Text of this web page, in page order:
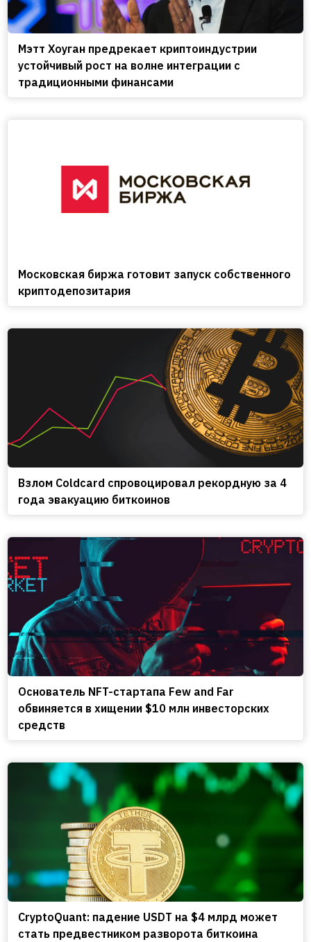
Мэтт Хоуган предрекает криптоиндустрии
устойчивый рост на волне интеграции с
традиционными финансами
Московская биржа готовит запуск собственного
криптодепозитария
Взлом Coldcard спровоцировал рекордную за 4
года эвакуацию биткоинов
Основатель NFT-стартапа Few and Far
обвиняется в хищении $10 млн инвесторских
средств
CryptoQuant: падение USDT на $4 млрд может
стать предвестником разворота биткоина